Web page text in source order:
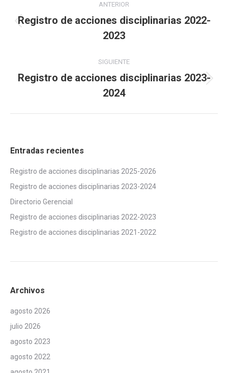
entre
publicaciones
ANTERIOR
Publicación
anterior:
Registro de acciones disciplinarias 2022-
2023
SIGUIENTE
Publicación
siguiente:
Registro de acciones disciplinarias 2023-
2024
Entradas recientes
Registro de acciones disciplinarias 2025-2026
Registro de acciones disciplinarias 2023-2024
Directorio Gerencial
Registro de acciones disciplinarias 2022-2023
Registro de acciones disciplinarias 2021-2022
Archivos
agosto 2026
julio 2026
agosto 2023
agosto 2022